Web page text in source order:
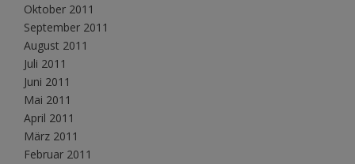
Oktober 2011
September 2011
August 2011
Juli 2011
Juni 2011
Mai 2011
April 2011
März 2011
Februar 2011